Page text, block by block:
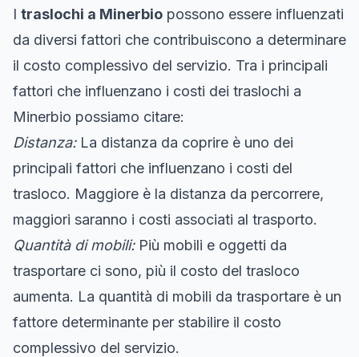
I traslochi a Minerbio possono essere influenzati
da diversi fattori che contribuiscono a determinare
il costo complessivo del servizio. Tra i principali
fattori che influenzano i costi dei traslochi a
Minerbio possiamo citare:
Distanza:La distanza da coprire è uno dei
principali fattori che influenzano i costi del
trasloco. Maggiore è la distanza da percorrere,
maggiori saranno i costi associati al trasporto.
Quantità di mobili:Più mobili e oggetti da
trasportare ci sono, più il costo del trasloco
aumenta. La quantità di mobili da trasportare è un
fattore determinante per stabilire il costo
complessivo del servizio.